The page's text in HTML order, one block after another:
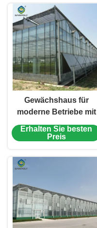
System
Gewächshaus für
moderne Betriebe mit
intelligenter Steuerung
Erhalten Sie besten
Preis